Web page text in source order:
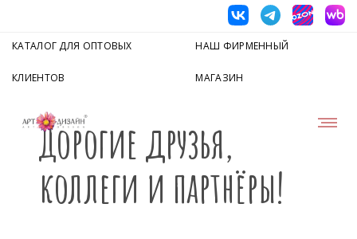
КАТАЛОГ ДЛЯ ОПТОВЫХ
КЛИЕНТОВ
НАШ ФИРМЕННЫЙ
МАГАЗИН
Дорогие друзья,
коллеги и партнёры!